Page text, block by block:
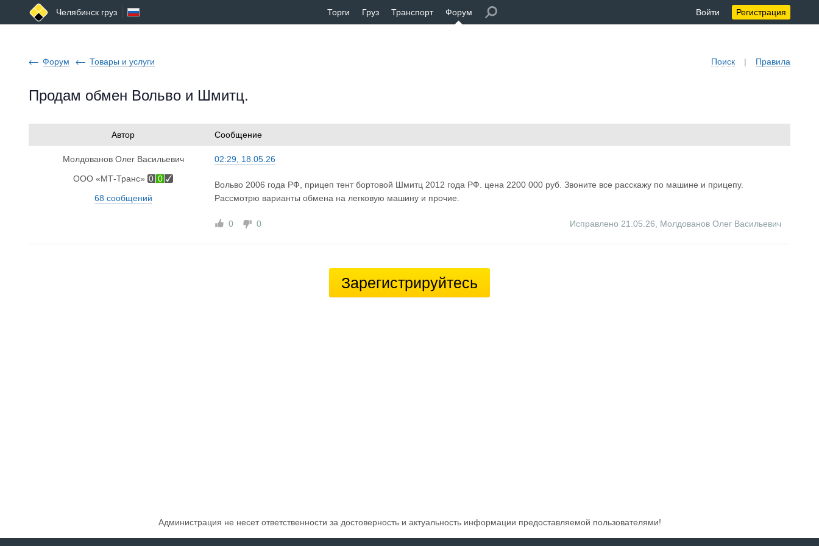
Челябинск груз Торги Груз Транспорт Форум Войти Регистрация
Поиск | Правила
Форум Товары и услуги
Продам обмен Вольво и Шмитц.
Автор Сообщение
Молдованов Олег Васильевич
ООО «МТ-Транс» 0 0
68 сообщений
02:29, 18.05.26
Вольво 2006 года РФ, прицеп тент бортовой Шмитц 2012 года РФ. цена 2200 000 руб. Звоните все расскажу по машине и прицепу.
Рассмотрю варианты обмена на легковую машину и прочие.
0 0 Исправлено 21.05.26 Молдованов Олег Васильевич
Зарегистрируйтесь
Администрация не несет ответственности за достоверность и актуальность информации предоставляемой пользователями!